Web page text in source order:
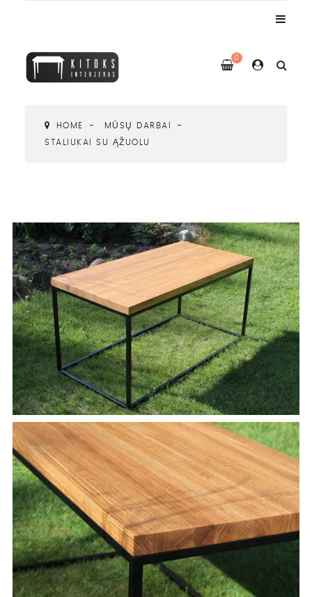
0
HOME
MŪSŲ DARBAI
STALIUKAI SU ĄŽUOLU